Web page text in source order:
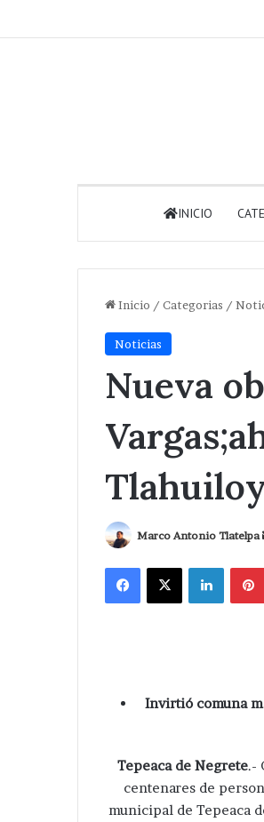
INICIO
Inicio / Categorias /
Noticias
Nueva
Marco Antonio Tlatelpa
Facebook
X
Invirtió comuna
Tepeaca de Negrete.-
centenares de
municipal de Tepeaca